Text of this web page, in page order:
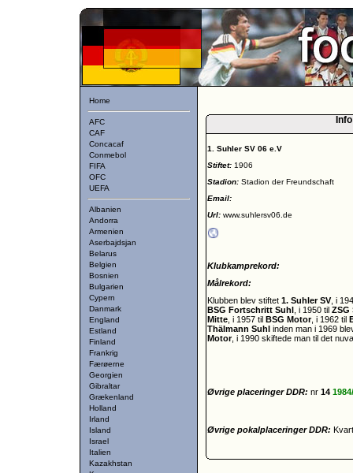
Home
AFC
CAF
Concacaf
Conmebol
FIFA
OFC
UEFA
Albanien
Andorra
Armenien
Aserbajdsjan
Belarus
Belgien
Bosnien
Bulgarien
Cypern
Danmark
England
Estland
Finland
Frankrig
Færøerne
Georgien
Gibraltar
Grækenland
Holland
Irland
Island
Israel
Italien
Kazakhstan
1. Suhler SV 06 e.V
Stiftet: 1906
Stadion: Stadion der Freundschaft
Email:
Url: www.suhlersv06.de
Klubkamprekord:
Målrekord:
Klubben blev stiftet 1. Suhler SV, i
BSG Fortschritt Suhl , i 1950 til ZSG
Mitte , i 1957 til BSG Motor, i 1962 til
Thälmann Suhl inden man i 1969
Motor, i 1990 skiftede man til det
Øvrige placeringer DDR: nr 14
Øvrige pokalplaceringer DDR: